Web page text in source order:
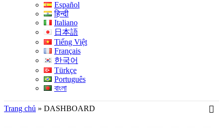
Español
हिन्दी
Italiano
日本語
Tiếng Việt
Français
한국어
Türkçe
Português
বাংলা
Trang chủ » DASHBOARD